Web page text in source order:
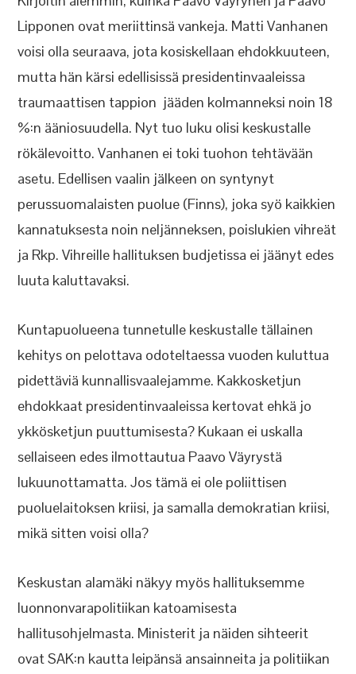
Lipponen ovat meriittinsä vankeja. Matti Vanhanen
voisi olla seuraava, jota kosiskellaan ehdokkuuteen,
mutta hän kärsi edellisissä presidentinvaaleissa
traumaattisen tappion jääden kolmanneksi noin 18
%:n ääniosuudella. Nyt tuo luku olisi keskustalle
rökälevoitto. Vanhanen ei toki tuohon tehtävään
asetu. Edellisen vaalin jälkeen on syntynyt
perussuomalaisten puolue (Finns), joka syö kaikkien
kannatuksesta noin neljänneksen, poislukien vihreät
ja Rkp. Vihreille hallituksen budjetissa ei jäänyt edes
luuta kaluttavaksi.
Kuntapuolueena tunnetulle keskustalle tällainen
kehitys on pelottava odoteltaessa vuoden kuluttua
pidettäviä kunnallisvaalejamme. Kakkosketjun
ehdokkaat presidentinvaaleissa kertovat ehkä jo
ykkösketjun puuttumisesta? Kukaan ei uskalla
sellaiseen edes ilmottautua Paavo Väyrystä
lukuunottamatta. Jos tämä ei ole poliittisen
puoluelaitoksen kriisi, ja samalla demokratian kriisi,
mikä sitten voisi olla?
Keskustan alamäki näkyy myös hallituksemme
luonnonvarapolitiikan katoamisesta
hallitusohjelmasta. Ministerit ja näiden sihteerit
ovat SAK:n kautta leipänsä ansainneita ja politiikan